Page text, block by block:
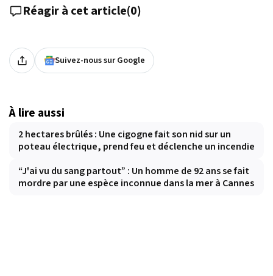
Réagir à cet article(0)
Suivez-nous sur Google
À lire aussi
2 hectares brûlés : Une cigogne fait son nid sur un
poteau électrique, prend feu et déclenche un incendie
“J'ai vu du sang partout” : Un homme de 92 ans se fait
mordre par une espèce inconnue dans la mer à Cannes